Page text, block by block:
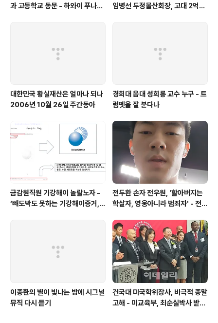
과 고등학교 동문 - 하와이 푸나호
임병선 두정물산회장, 고대 2억기
대한민국 황실재산은 얼마나 되나
2006년 10월 26일 주간동아
경희대 음대 성희롱 교수 누구 - 트
럼펫을 잘 분다나
금감원직원 기강해이 놀랄노자 –
‘빼도박도 못하는 기강해이증거,
전두환 손자 전우원, '할아버지는
학살자, 영웅아니라 범죄자' - 전재
이종환의 별이 빛나는 밤에 시그널
뮤직 다시 듣기
건국대 미국학위장사, 비극적 종말
고해 - 미교육부, 최순실박사 받은